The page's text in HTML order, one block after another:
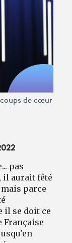
de cœur
pas
il aurait fêté
parce
il se doit ce
Française